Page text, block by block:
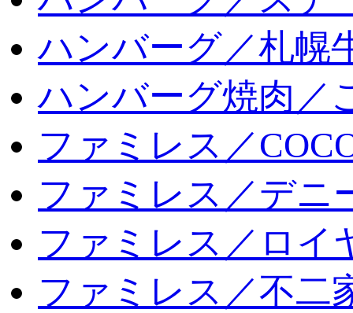
ハンバーグ／札幌
ハンバーグ焼肉／
ファミレス／
ファミレス／デニ
ファミレス／ロイ
ファミレス／不二